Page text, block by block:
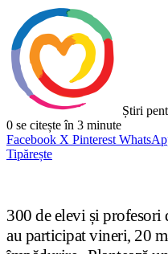
Știri
0 se citește în 3 minute
Facebook X Pinterest
Tipărește
300 de elevi și
au participat vineri, 20